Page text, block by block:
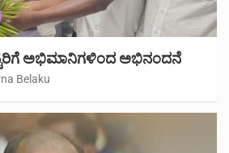
ಅಭಿಮಾನಿಗಳಿಂದ ಅಭಿನಂದನೆ
Belaku